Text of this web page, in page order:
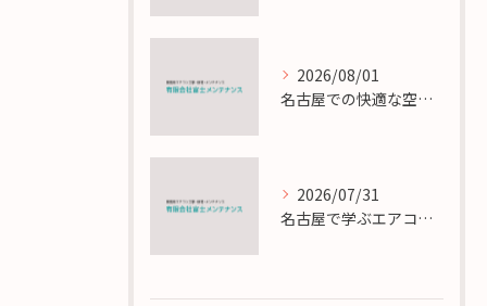
2026/08/01
名古屋での快適な空調を実現するエアコンサービスの技術
2026/07/31
名古屋で学ぶエアコン設置とメンテの匠の技